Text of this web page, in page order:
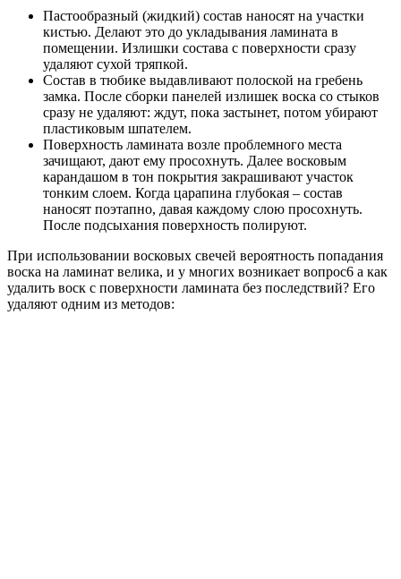
Пастообразный (жидкий) состав наносят на участки
кистью. Делают это до укладывания ламината в
помещении. Излишки состава с поверхности сразу
удаляют сухой тряпкой.
Состав в тюбике выдавливают полоской на гребень
замка. После сборки панелей излишек воска со стыков
сразу не удаляют: ждут, пока застынет, потом убирают
пластиковым шпателем.
Поверхность ламината возле проблемного места
зачищают, дают ему просохнуть. Далее восковым
карандашом в тон покрытия закрашивают участок
тонким слоем. Когда царапина глубокая – состав
наносят поэтапно, давая каждому слою просохнуть.
После подсыхания поверхность полируют.
При использовании восковых свечей вероятность попадания
воска на ламинат велика, и у многих возникает вопрос6 а как
удалить воск с поверхности ламината без последствий? Его
удаляют одним из методов: